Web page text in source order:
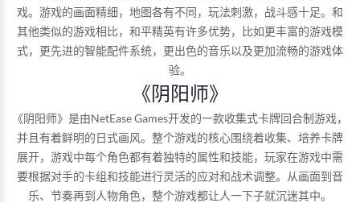
戏。游戏的画面精细，地图各有不同，玩法刺激，战斗感十足。和
其他类似的游戏相比，和平精英有许多优势，比如更丰富的游戏模
式，更先进的智能配件系统，更出色的音乐以及更加流畅的游戏体
验。
《阴阳师》
《阴阳师》是由NetEase Games开发的一款收集式卡牌回合制游戏，
并且有着鲜明的日式画风。整个游戏的核心围绕着收集、培养卡牌
展开，游戏中每个角色都有着独特的属性和技能，玩家在游戏中需
要根据对手的卡组和技能进行灵活的应对和战术调整。从画面到音
乐、节奏再到人物角色，整个游戏都让人一下子就沉迷其中。